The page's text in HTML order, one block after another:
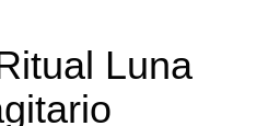
Luna